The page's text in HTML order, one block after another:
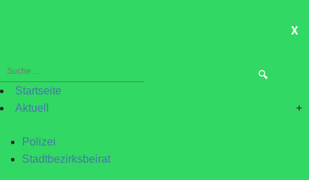
X
Suche
nach:Startseite
Aktuell
+
Polizei
Stadtbezirksbeirat